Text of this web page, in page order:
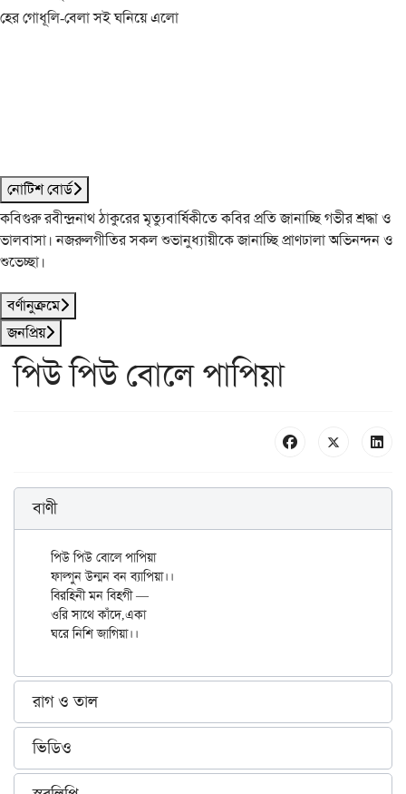
হের গোধূলি-বেলা সই ঘনিয়ে এলো
নোটিশ বোর্ড
কবিগুরু রবীন্দ্রনাথ ঠাকুরের মৃত্যুবার্ষিকীতে কবির প্রতি জানাচ্ছি গভীর শ্রদ্ধা ও
ভালবাসা। নজরুলগীতির সকল শুভানুধ্যায়ীকে জানাচ্ছি প্রাণঢালা অভিনন্দন ও
শুভেচ্ছা।
বর্ণানুক্রমে
জনপ্রিয়
পিউ পিউ বোলে পাপিয়া
বাণী
পিউ পিউ বোলে পাপিয়া
ফাল্গুন উন্মন বন ব্যাপিয়া।।
বিরহিনী মন বিহগী —
ওরি সাথে কাঁদে,একা
রাগ ও তাল
ভিডিও